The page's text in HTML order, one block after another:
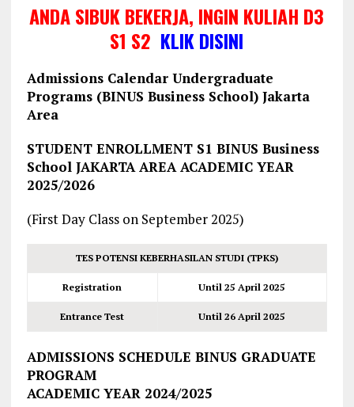
ANDA SIBUK BEKERJA, INGIN KULIAH D3
S1 S2 KLIK DISINI
Admissions Calendar Undergraduate
Programs (BINUS Business School) Jakarta
Area
STUDENT ENROLLMENT S1 BINUS Business
School JAKARTA AREAACADEMIC YEAR
2025/2026
(First Day Class on September 2025)
TES POTENSI KEBERHASILAN STUDI (TPKS)
Registration Until 25 April 2025
Entrance Test Until 26 April 2025
ADMISSIONS SCHEDULE BINUS GRADUATE
PROGRAM
ACADEMIC YEAR 2024/2025